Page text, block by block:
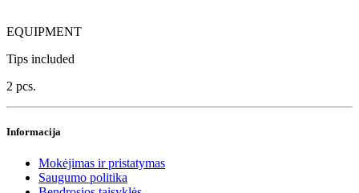
EQUIPMENT
Tips included
2 pcs.
Informacija
Mokėjimas ir pristatymas
Saugumo politika